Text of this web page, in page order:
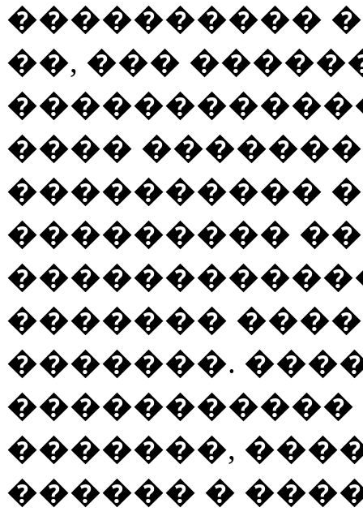
����������
��, ���
����
����������
���������
�������
�������.
�����������
�������,
������ �